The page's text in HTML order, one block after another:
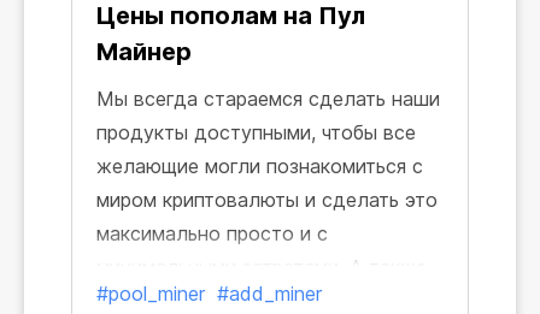
Цены пополам на Пул
Майнер
Мы всегда стараемся сделать наши
продукты доступными, чтобы все
желающие могли познакомиться с
миром криптовалюты и сделать это
максимально просто и с
минимальными затратами. А также
из-за постоянного изменения цен на
#pool_miner #add_miner